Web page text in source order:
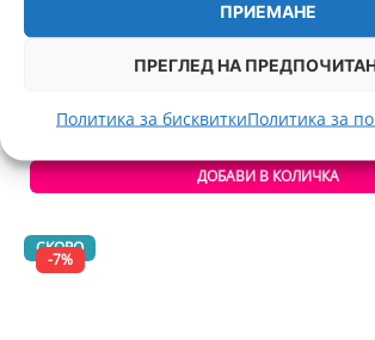
ПРИЕМАНЕ
ПРЕГЛЕД НА
Политика за бисквиткиПолитика за
BIQU Panda Feed Rack
+ 1 725 т.
ДОБАВИ В КОЛИЧКА
-7%
СКОРО